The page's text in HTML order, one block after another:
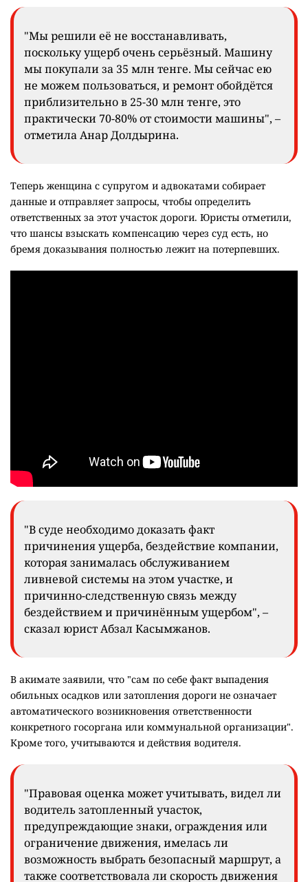
"Мы решили её не восстанавливать,
поскольку ущерб очень серьёзный. Машину
мы покупали за 35 млн тенге. Мы сейчас ею
не можем пользоваться, и ремонт обойдётся
приблизительно в 25-30 млн тенге, это
практически 70-80% от стоимости машины", –
отметила Анар Долдырина.
Теперь женщина с супругом и адвокатами собирает
данные и отправляет запросы, чтобы определить
ответственных за этот участок дороги. Юристы отметили,
что шансы взыскать компенсацию через суд есть, но
бремя доказывания полностью лежит на потерпевших.
"В суде необходимо доказать факт
причинения ущерба, бездействие компании,
которая занималась обслуживанием
ливневой системы на этом участке, и
причинно-следственную связь между
бездействием и причинённым ущербом", –
сказал юрист Абзал Касымжанов.
В акимате заявили, что "сам по себе факт выпадения
обильных осадков или затопления дороги не означает
автоматического возникновения ответственности
конкретного госоргана или коммунальной организации".
Кроме того, учитываются и действия водителя.
"Правовая оценка может учитывать, видел ли
водитель затопленный участок,
предупреждающие знаки, ограждения или
ограничение движения, имелась ли
возможность выбрать безопасный маршрут, а
также соответствовала ли скорость движения